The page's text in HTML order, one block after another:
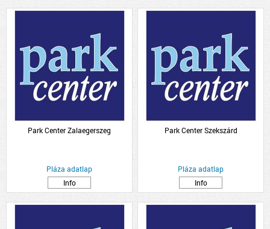
Park Center Zalaegerszeg
Pláza adatlap
Info
Park Center Szekszárd
Pláza adatlap
Info